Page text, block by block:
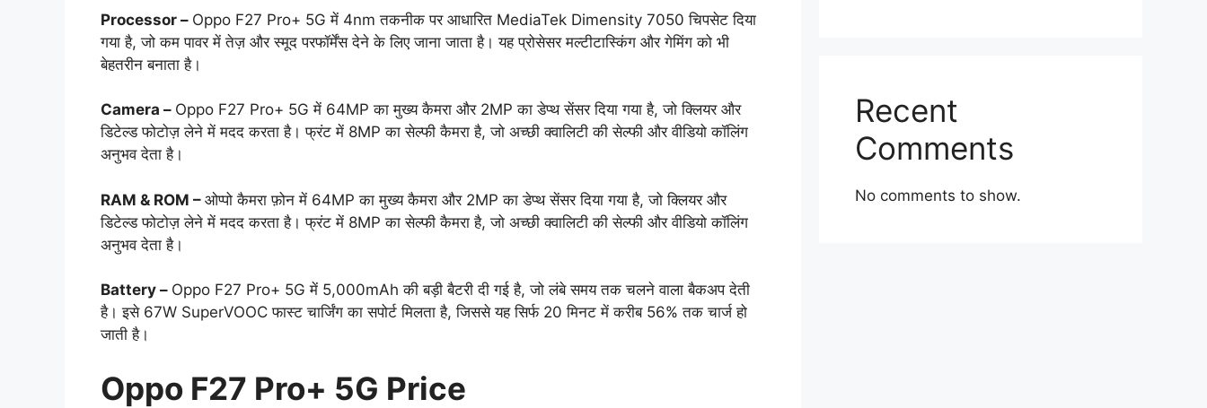
Processor – Oppo F27 Pro+ 5G में 4nm तकनीक पर आधारित MediaTek Dimensity 7050 चिपसेट दिया
गया है, जो कम पावर में तेज़ और स्मूद परफॉर्मेंस देने के लिए जाना जाता है। यह प्रोसेसर मल्टीटास्किंग और गेमिंग को भी
बेहतरीन बनाता है।
Camera – Oppo F27 Pro+ 5G में 64MP का मुख्य कैमरा और 2MP का डेप्थ सेंसर दिया गया है, जो क्लियर और
डिटेल्ड फोटोज़ लेने में मदद करता है। फ्रंट में 8MP का सेल्फी कैमरा है, जो अच्छी क्वालिटी की सेल्फी और वीडियो कॉलिंग
अनुभव देता है।
RAM & ROM – ओप्पो कैमरा फ़ोन में 64MP का मुख्य कैमरा और 2MP का डेप्थ सेंसर दिया गया है, जो क्लियर और
डिटेल्ड फोटोज़ लेने में मदद करता है। फ्रंट में 8MP का सेल्फी कैमरा है, जो अच्छी क्वालिटी की सेल्फी और वीडियो कॉलिंग
अनुभव देता है।
Battery – Oppo F27 Pro+ 5G में 5,000mAh की बड़ी बैटरी दी गई है, जो लंबे समय तक चलने वाला बैकअप देती
है। इसे 67W SuperVOOC फास्ट चार्जिंग का सपोर्ट मिलता है, जिससे यह सिर्फ 20 मिनट में करीब 56% तक चार्ज हो
जाती है।
Oppo F27 Pro+ 5G Price
Recent
Comments
No comments to show.